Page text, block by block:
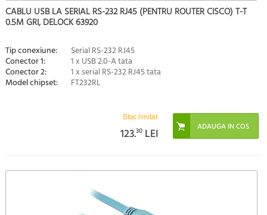
CABLU USB LA SERIAL RS-232 RJ45 (PENTRU ROUTER CISCO) T-T
0.5M GRI, DELOCK 63920
Tip conexiune: Serial RS-232 RJ45
Conector 1: 1 x USB 2.0-A tata
Conector 2: 1 x serial RS-232 RJ45 tata
Model chipset: FT232RL
Stoc limitat
123.30 LEI